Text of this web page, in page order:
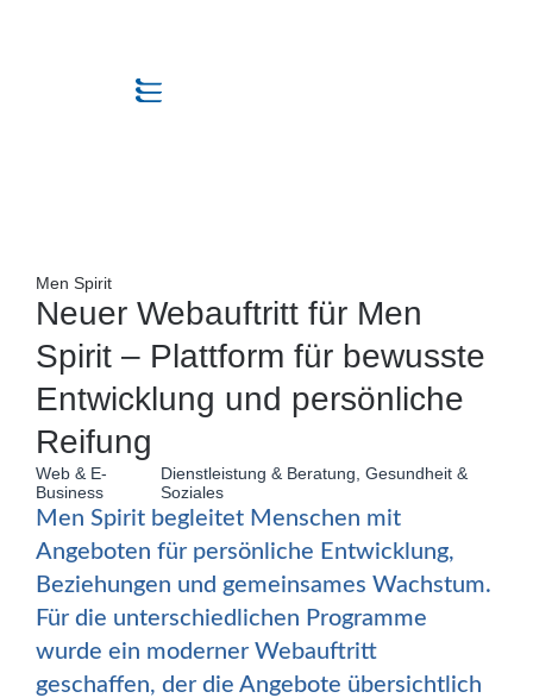
Men Spirit
Neuer Webauftritt für Men
Spirit – Plattform für bewusste
Entwicklung und persönliche
Reifung
Web & E-
Business
Dienstleistung & Beratung ,Gesundheit &
Soziales
Men Spirit begleitet Menschen mit
Angeboten für persönliche Entwicklung,
Beziehungen und gemeinsames Wachstum.
Für die unterschiedlichen Programme
wurde ein moderner Webauftritt
geschaffen, der die Angebote übersichtlich